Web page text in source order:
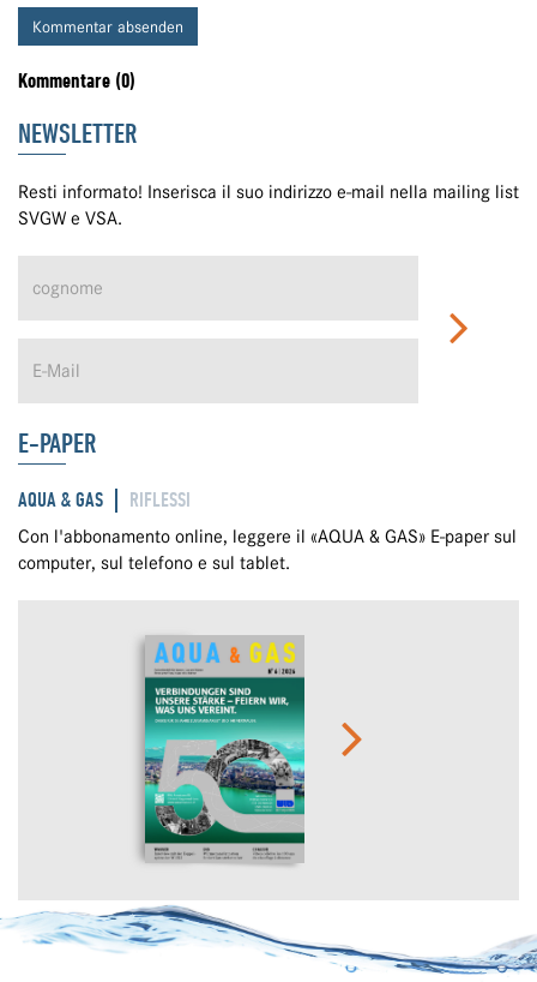
Kommentar absenden
Kommentare (0)
NEWSLETTER
Resti informato! Inserisca il suo indirizzo e-mail nella mailing list
SVGW e VSA.
E-PAPER
AQUA & GAS RIFLESSI
Con l'abbonamento online, leggere il «AQUA & GAS» E-paper sul
computer, sul telefono e sul tablet.